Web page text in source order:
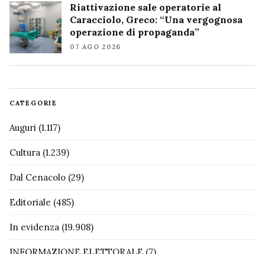
Riattivazione sale operatorie al
Caracciolo, Greco: “Una vergognosa
operazione di propaganda”
07 AGO 2026
CATEGORIE
Auguri (1.117)
Cultura (1.239)
Dal Cenacolo (29)
Editoriale (485)
In evidenza (19.908)
INFORMAZIONE ELETTORALE (7)